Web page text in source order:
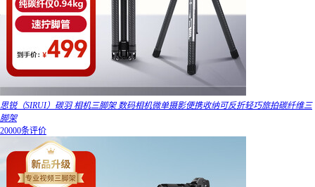
思锐（SIRUI）碳羽 相机三脚架 数码相机微单摄影便携收纳可反折轻巧旅拍碳纤维三
脚架
20000条评价